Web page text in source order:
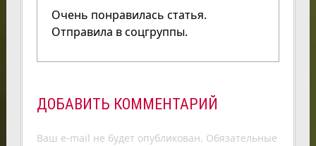
Очень понравилась статья.
Отправила в соцгруппы.
ДОБАВИТЬ КОММЕНТАРИЙ
Ваш e-mail не будет опубликован. Обязательные